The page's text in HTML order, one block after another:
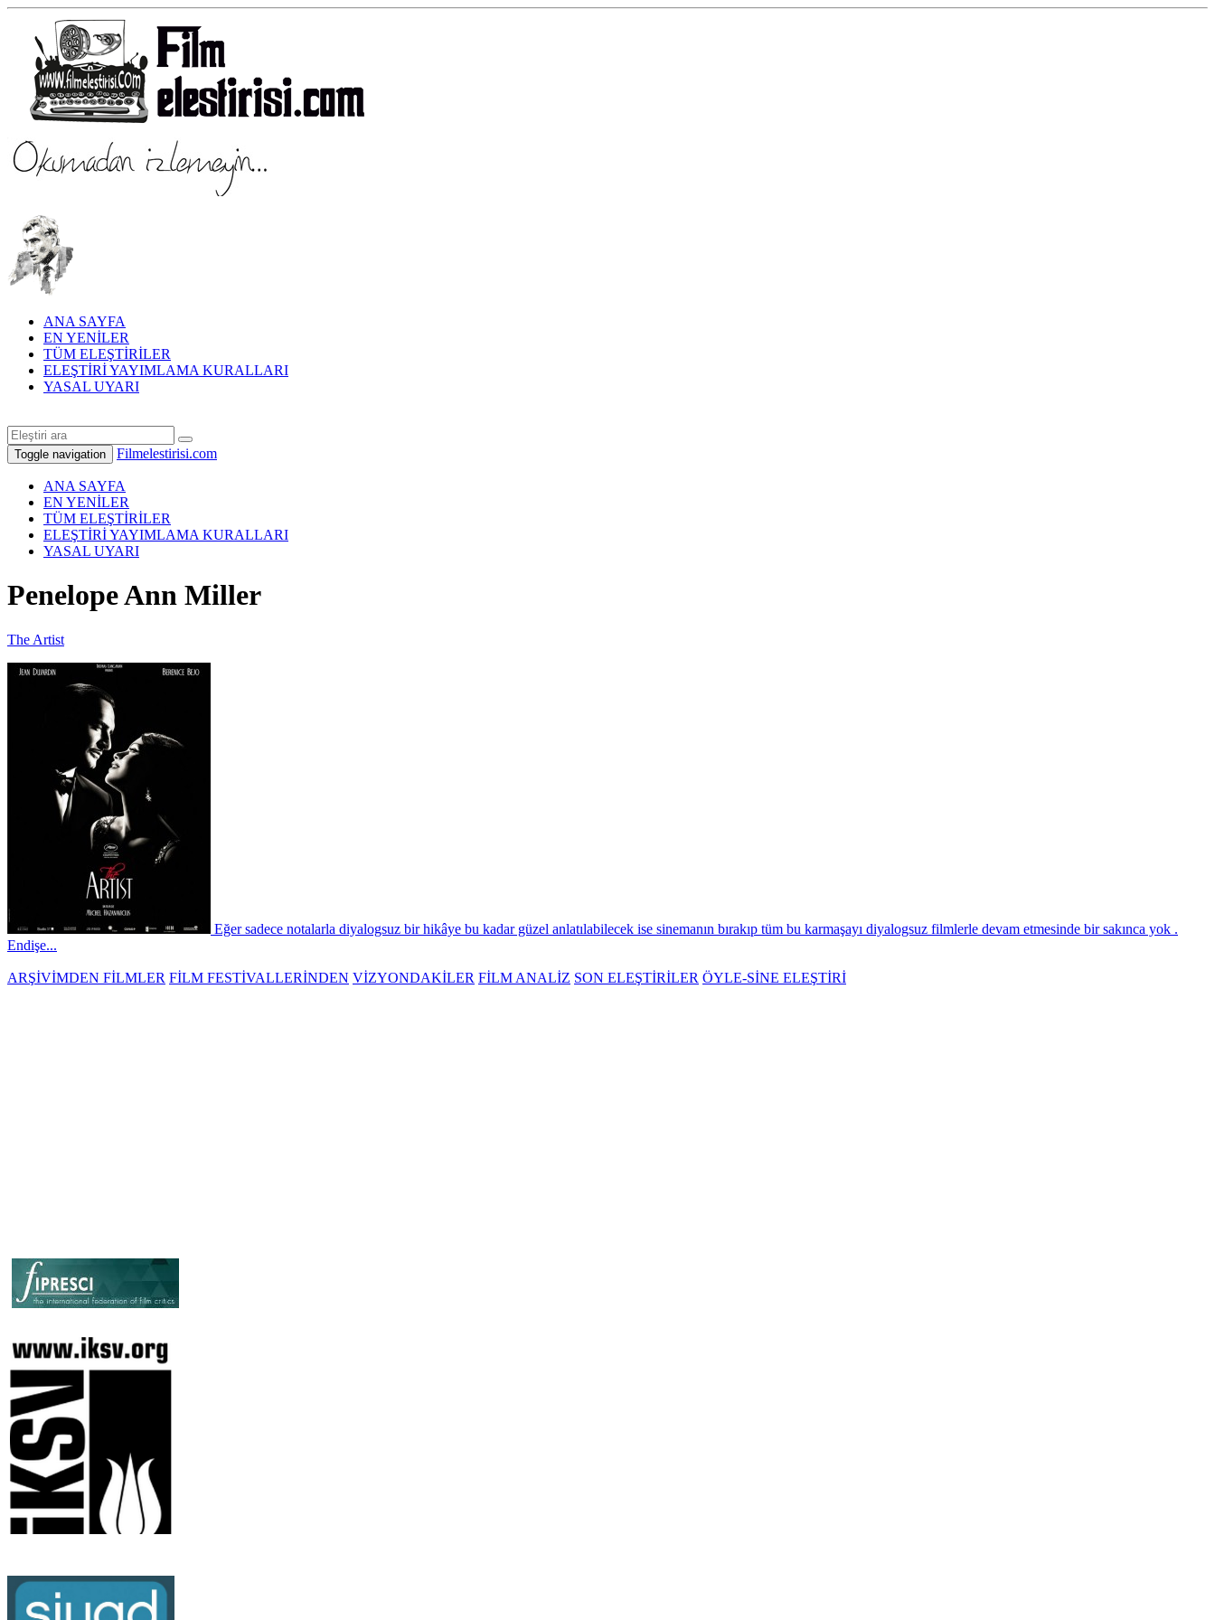
ANA SAYFA
EN YENİLER
TÜM ELEŞTİRİLER
ELEŞTİRİ YAYIMLAMA KURALLARI
YASAL UYARI
Toggle navigation Filmelestirisi.com
ANA SAYFA
EN YENİLER
TÜM ELEŞTİRİLER
ELEŞTİRİ YAYIMLAMA KURALLARI
YASAL UYARI
Penelope Ann Miller
The Artist
Eğer sadece notalarla diyalogsuz bir hikâye bu kadar güzel anlatılabilecek ise sinemanın bırakıp tüm bu karmaşayı diyalogsuz filmlerle devam etmesinde bir sakınca yok .
Endişe...
ARŞİVİMDEN FİLMLER FİLM FESTİVALLERİNDEN VİZYONDAKİLER FİLM ANALİZ SON ELEŞTİRİLER ÖYLE-SİNE ELEŞTİRİ